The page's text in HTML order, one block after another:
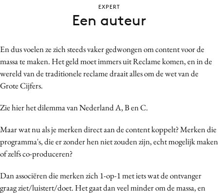
Contentmarketing
Craft
Customer Experience
Design
Digital transformation
Diversiteit
Effectiviteit
Influencer marketing
En dus voelen ze zich steeds vaker gedwongen om content voor de
massa te maken. Het geld moet immers uit Reclame komen, en in de
wereld van de traditionele reclame draait alles om de wet van de
Grote Cijfers.
Zie hier het dilemma van Nederland A, B en C.
Maar wat nu als je merken direct aan de content koppelt? Merken die
programma's, die er zonder hen niet zouden zijn, echt mogelijk maken
of zelfs co-produceren?
Dan associëren die merken zich 1-op-1 met iets wat de ontvanger
graag ziet/luistert/doet. Het gaat dan veel minder om de massa, en
EXPERT
Een auteur